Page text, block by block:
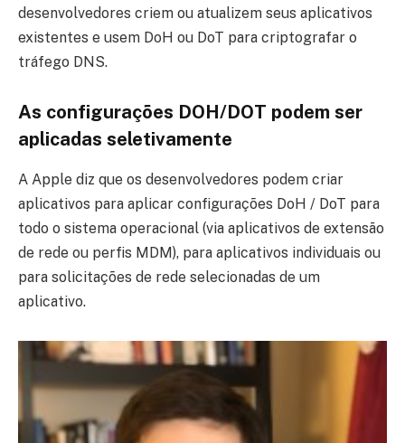
desenvolvedores criem ou atualizem seus aplicativos
existentes e usem DoH ou DoT para criptografar o
tráfego DNS.
As configurações DOH/DOT podem ser
aplicadas seletivamente
A Apple diz que os desenvolvedores podem criar
aplicativos para aplicar configurações DoH / DoT para
todo o sistema operacional (via aplicativos de extensão
de rede ou perfis MDM), para aplicativos individuais ou
para solicitações de rede selecionadas de um
aplicativo.